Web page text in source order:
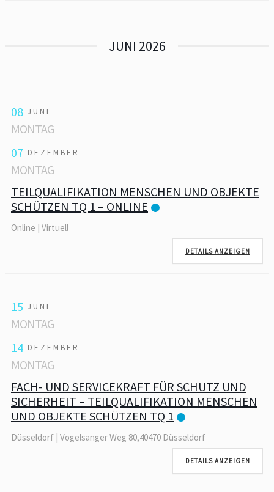
JUNI 2026
08 JUNI
MONTAG
07 DEZEMBER
MONTAG
TEILQUALIFIKATION MENSCHEN UND OBJEKTE
SCHÜTZEN TQ 1 – ONLINE
Online | Virtuell
DETAILS ANZEIGEN
15 JUNI
MONTAG
14 DEZEMBER
MONTAG
FACH- UND SERVICEKRAFT FÜR SCHUTZ UND
SICHERHEIT – TEILQUALIFIKATION MENSCHEN
UND OBJEKTE SCHÜTZEN TQ 1
Düsseldorf | Vogelsanger Weg 80,40470 Düsseldorf
DETAILS ANZEIGEN